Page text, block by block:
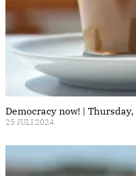
Democracy now! |
25 JULI 2024